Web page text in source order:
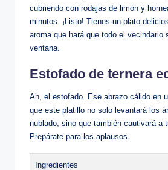
cubriendo con rodajas de limón y
minutos. ¡Listo! Tienes un plato
aroma que hará que todo el vecindario
ventana.
Estofado de ternera
Ah, el estofado. Ese abrazo cálido en
que este platillo no solo levantará los
nublado, sino que también cautivará a
Prepárate para los aplausos.
Ingredientes